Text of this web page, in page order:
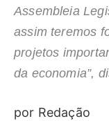
Assembleia
assim teremos
projetos
da economia”,
por Redação